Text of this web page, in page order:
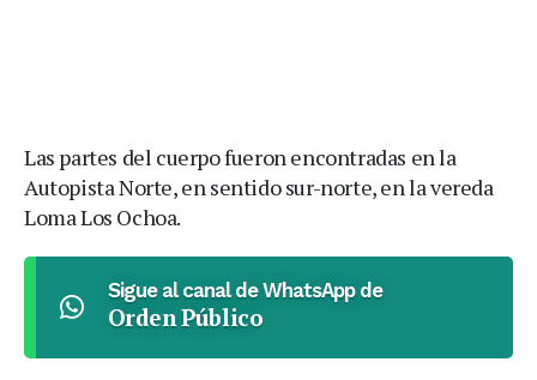
Las partes del cuerpo fueron encontradas en la
Autopista Norte, en sentido sur-norte, en la vereda
Loma Los Ochoa.
Sigue al canal de WhatsApp de
Orden Público